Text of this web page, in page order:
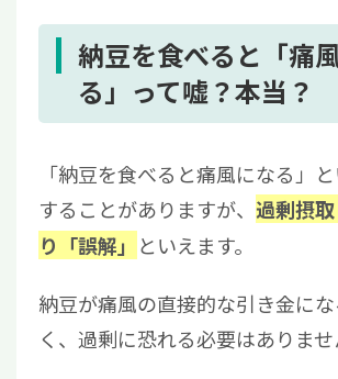
納豆を食べると「痛
る」って嘘？本当？
「納豆を食べると痛風になる」
することがありますが、 過剰摂
り「誤解」 といえます。
納豆が痛風の直接的な引き金に
く、過剰に恐れる必要はありませ